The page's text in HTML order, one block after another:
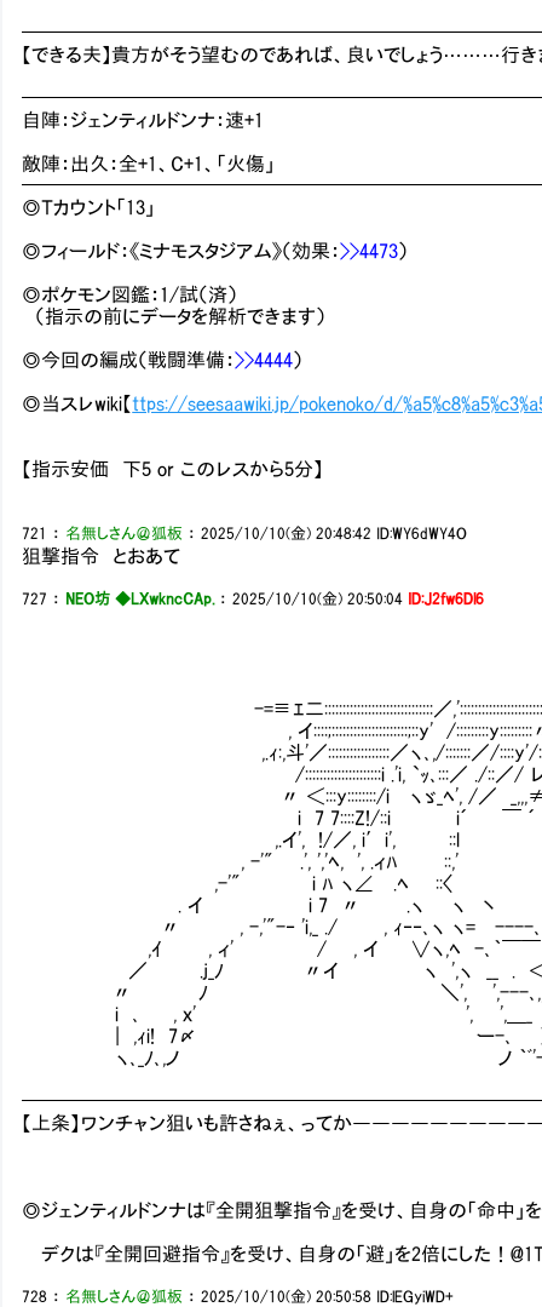
【できる夫】貴方がそう望むのであれば、良いでしょう………行き
自陣：ジェンティルドンナ：速+1
敵陣：出久：全+1、C+1、「火傷」
◎Ｔカウント「13」
◎フィールド：《ミナモスタジアム》（効果：>>4473）
◎ポケモン図鑑：1/試（済）
（指示の前にデータを解析できます）
◎今回の編成（戦闘準備：>>4444）
◎当スレwiki【ttps://seesaawiki.jp/pokenoko/d/
【指示安価 下5 or このレスから5分】
721 ： 名無しさん＠狐板 ：2025/10/10(金) 20:48:42 ID:WY6dWY4O
狙撃指令 とおあて
727 ： NEO坊 ◆LXwkncCAp. ：2025/10/10(金) 20:50:04 ID:J2fw6Dl6
-=≡ｴ二::::::::::::::::::::::::::::::／
, イ::::;:::::::::::::::::::::;::y' /:::::::::y:::::::::〃::::/
,.ｨ:,斗'／:::::::::::::::::／ヽ､,/:::::::／/::::y'/:::::/ i:::::7
/:::::::::::::::::::::i .'i, `ｯ､:::／ ./::／/ レ' __,7:::/‐'' |:!
〃 ＜:::y::::::::/i ヽゞ_ﾍ', /／ _,,,≠ﾃィ7≠-､ .i:|
i 7 7::::Z!/::i i´ ￣ ´ ､,ヽ-' ,ノ .i!
,.イ', !/／, i′i', ::l ￣,,__ 〃::/,
, -'" .', ','ﾍ, ', .ィﾊ ::,' ¨￢＝;;/
,-'" i ﾊ ヽ∠ .ﾍ ::
. イ i 7 〃 .ヽ ヽ 丶 u
〃 , -,'"-‐ 'i,_ ./ , ｨ‐‐､ヽ ヽ=
,ｲ , ィ' / , イ ∨ヽ,ﾍ -､｀￣￣ . .
／ .j_ﾉ 〃イ ヽ ',ヽ __ . ＜7ヽ
〃 ﾉ ＼', ',---､,,,,ﾊ//ヽ
i ､ , ｘ' ', ',＿_ ヽ､
| ,ｨi! 7〆 ー-､ ＞､
ヽ､_ﾉ､,ノ ノ ｀ﾞ'-､ ｀ヽ､
【上条】ワンチャン狙いも許さねぇ、ってか
◎ジェンティルドンナは『全開狙撃指令』を受け、自身の「命中」
デクは『全開回避指令』を受け、自身の「避」を2倍にした！
728 ： 名無しさん＠狐板 ：2025/10/10(金) 20:50:58 ID:lEGyiWD+